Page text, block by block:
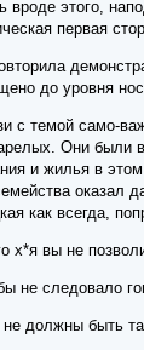
вроде этого,
первая
до уровня
с темой само-
Они были
и жилья в
оказал
как всегда,
х*я вы не
не следовало
должны быть